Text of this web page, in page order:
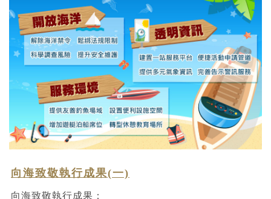
向海致敬執行成果(一)
向海致敬執行成果：